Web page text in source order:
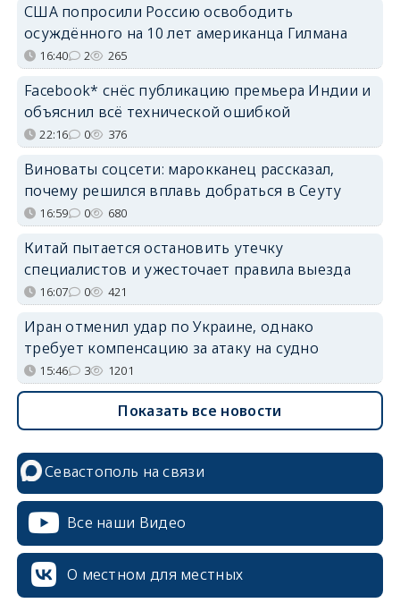
США попросили Россию освободить
осуждённого на 10 лет американца Гилмана
16:40 2 265
Facebook* снёс публикацию премьера Индии и
объяснил всё технической ошибкой
22:16 0 376
Виноваты соцсети: марокканец рассказал,
почему решился вплавь добраться в Сеуту
16:59 0 680
Китай пытается остановить утечку
специалистов и ужесточает правила выезда
16:07 0 421
Иран отменил удар по Украине, однако
требует компенсацию за атаку на судно
15:46 3 1201
Показать все новости
Севастополь на связи
Все наши Видео
О местном для местных